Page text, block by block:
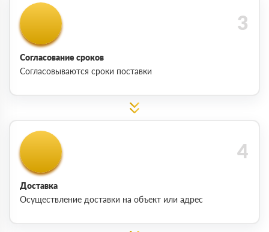
Согласование сроков
Согласовываются сроки поставки
Доставка
Осуществление доставки на объект или адрес